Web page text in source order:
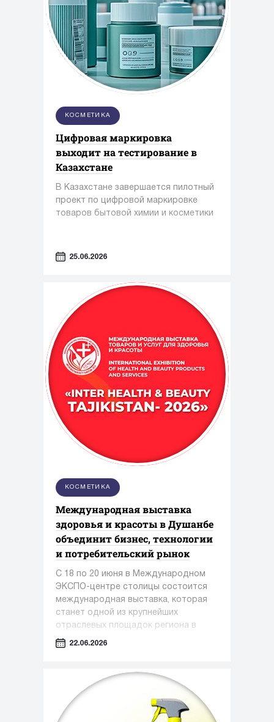
КОСМЕТИКА
Цифровая маркировка
выходит на тестирование в
Казахстане
В Казахстане завершается пилотный
проект по цифровой маркировке
товаров бытовой химии и косметики
25.06.2026
КОСМЕТИКА
Международная выставка
здоровья и красоты в Душанбе
объединит бизнес, технологии
и потребительский рынок
С 18 по 20 июня в Международном
ЭКСПО-центре столицы состоится
международная выставка, которая
станет одной из крупнейших
отраслевых площадок региона в
сфере медицины, фармацевтики и
22.06.2026